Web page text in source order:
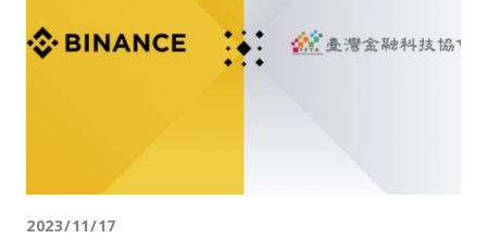
2023/11/17